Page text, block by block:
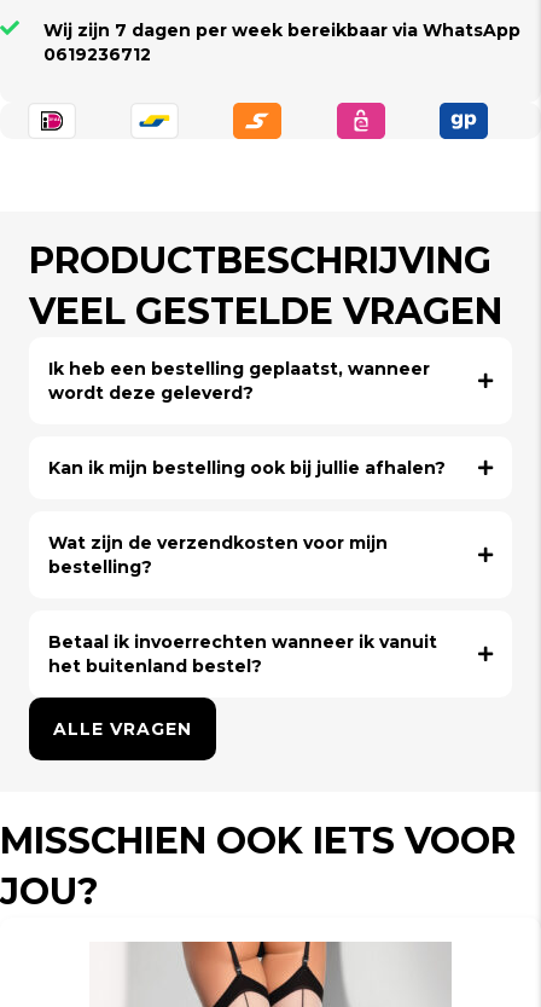
Wij zijn 7 dagen per week bereikbaar via WhatsApp
0619236712
PRODUCTBESCHRIJVING
VEEL GESTELDE VRAGEN
Ik heb een bestelling geplaatst, wanneer
wordt deze geleverd?
Kan ik mijn bestelling ook bij jullie afhalen?
Wat zijn de verzendkosten voor mijn
bestelling?
Betaal ik invoerrechten wanneer ik vanuit
het buitenland bestel?
ALLE VRAGEN
MISSCHIEN OOK IETS VOOR
JOU?